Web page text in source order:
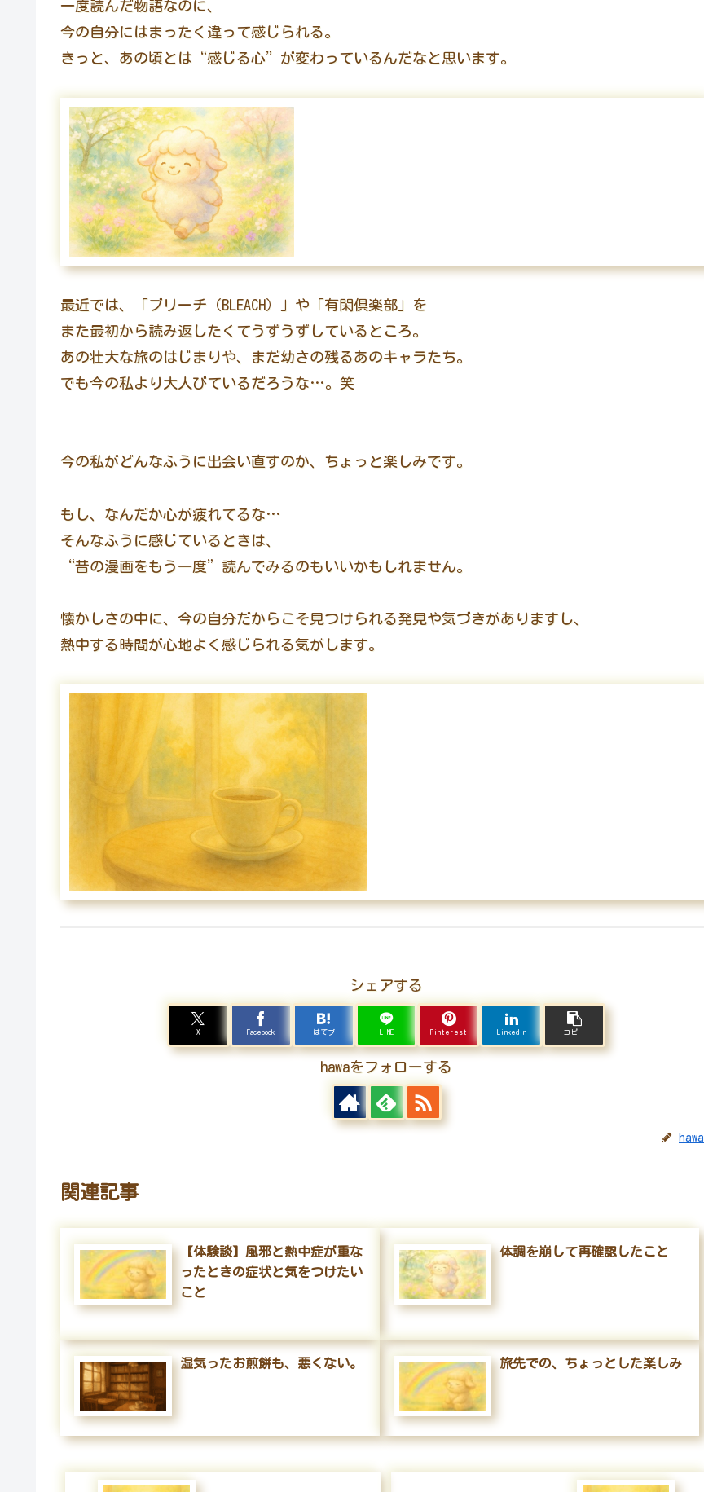
一度読んだ物語なのに、
今の自分にはまったく違って感じられる。
きっと、あの頃とは“感じる心”が変わっているんだなと思います。
最近では、「ブリーチ（BLEACH）」や「有閑倶楽部」を
また最初から読み返したくてうずうずしているところ。
あの壮大な旅のはじまりや、まだ幼さの残るあのキャラたち。
でも今の私より大人びているだろうな…。笑
今の私がどんなふうに出会い直すのか、ちょっと楽しみです。
もし、なんだか心が疲れてるな…
そんなふうに感じているときは、
“昔の漫画をもう一度”読んでみるのもいいかもしれません。
懐かしさの中に、今の自分だからこそ見つけられる発見や気づきがありますし、
熱中する時間が心地よく感じられる気がします。
シェアする
X Facebook はてブ LINE Pinterest LinkedIn コピー
hawaをフォローする
hawa
関連記事
【体験談】風邪と熱中症が重な
ったときの症状と気をつけたい
こと
体調を崩して再確認したこと
湿気ったお煎餅も、悪くない。 旅先での、ちょっとした楽しみ